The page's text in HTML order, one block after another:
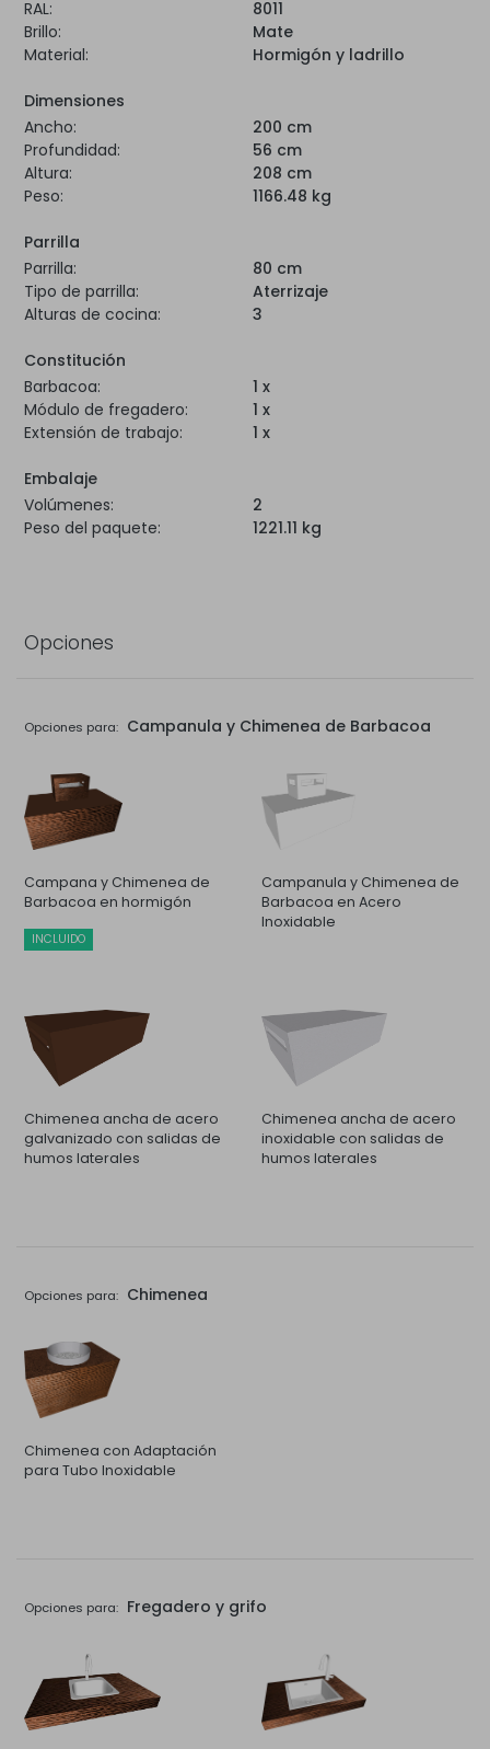
RAL:
8011
Brillo:
Mate
Material:
Hormigón y ladrillo
Dimensiones
Ancho:
200 cm
Profundidad:
56 cm
Altura:
208 cm
Peso:
1166.48 kg
Parrilla
Parrilla:
80 cm
Tipo de parrilla:
Aterrizaje
Alturas de cocina:
3
Constitución
Barbacoa:
1 x
Módulo de fregadero:
1 x
Extensión de trabajo:
1 x
Embalaje
Volúmenes:
2
Peso del paquete:
1221.11 kg
Opciones
Opciones para: Campanula y Chimenea de Barbacoa
Campana y Chimenea de
Barbacoa en hormigón
INCLUIDO
Campanula y Chimenea de
Barbacoa en Acero
Inoxidable
Chimenea ancha de acero
galvanizado con salidas de
humos laterales
Chimenea ancha de acero
inoxidable con salidas de
humos laterales
Opciones para: Chimenea
Chimenea con Adaptación
para Tubo Inoxidable
Opciones para: Fregadero y grifo